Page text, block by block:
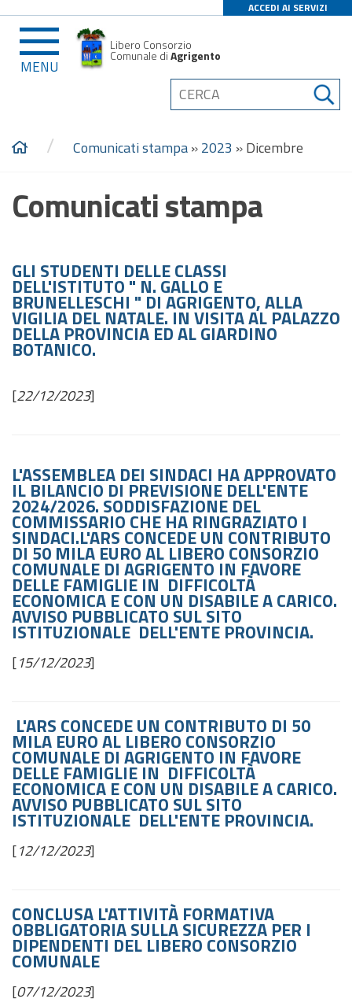
ACCEDI AI SERVIZI
MENU
Libero Consorzio
Comunale diAgrigento
/ Comunicati stampa»2023 »Dicembre
Comunicati stampa
GLI STUDENTI DELLE CLASSI
DELL'ISTITUTO " N. GALLO E
BRUNELLESCHI " DI AGRIGENTO, ALLA
VIGILIA DEL NATALE. IN VISITA AL PALAZZO
DELLA PROVINCIA ED AL GIARDINO
BOTANICO.
[22/12/2023]
L'ASSEMBLEA DEI SINDACI HA APPROVATO
IL BILANCIO DI PREVISIONE DELL'ENTE
2024/2026. SODDISFAZIONE DEL
COMMISSARIO CHE HA RINGRAZIATO I
SINDACI.L'ARS CONCEDE UN CONTRIBUTO
DI 50 MILA EURO AL LIBERO CONSORZIO
COMUNALE DI AGRIGENTO IN FAVORE
DELLE FAMIGLIE IN DIFFICOLTÀ
ECONOMICA E CON UN DISABILE A CARICO.
AVVISO PUBBLICATO SUL SITO
ISTITUZIONALE DELL'ENTE PROVINCIA.
[15/12/2023]
L'ARS CONCEDE UN CONTRIBUTO DI 50
MILA EURO AL LIBERO CONSORZIO
COMUNALE DI AGRIGENTO IN FAVORE
DELLE FAMIGLIE IN DIFFICOLTÀ
ECONOMICA E CON UN DISABILE A CARICO.
AVVISO PUBBLICATO SUL SITO
ISTITUZIONALE DELL'ENTE PROVINCIA.
[12/12/2023]
CONCLUSA L'ATTIVITÀ FORMATIVA
OBBLIGATORIA SULLA SICUREZZA PER I
DIPENDENTI DEL LIBERO CONSORZIO
COMUNALE
[07/12/2023]